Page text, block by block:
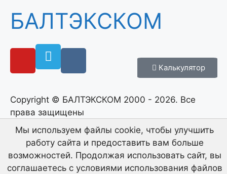
Мы используем файлы cookie, чтобы улучшить
работу сайта и предоставить вам больше
возможностей. Продолжая использовать сайт, вы
соглашаетесь с условиями использования файлов
Калькулятор
БАЛТЭКСКОМ
Copyright © БАЛТЭКСКОМ 2000 - 2026. Все
права защищены
Продвигается
SEO-специалист Виталий Исаков
на сопровождении с декабря 2024